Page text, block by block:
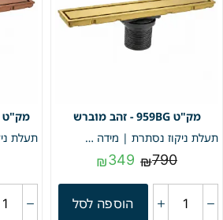
959BG - זהב מוברש
תעלת ניקוז נסתרת | מידה 9/59 | דגם "LINEA" | זהב מוברש | מק"ט 959BG
₪790
₪349
הוספה לסל